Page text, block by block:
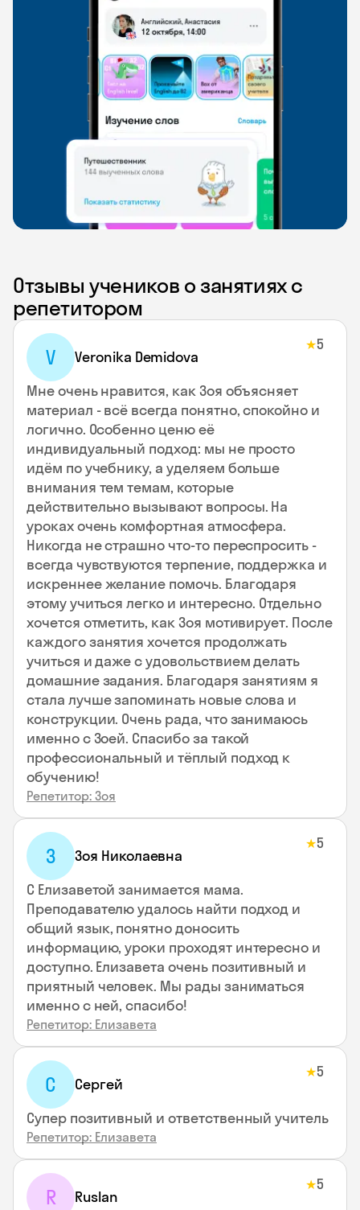
Отзывы учеников о занятиях с
репетитором
V Veronika Demidova
★5
Мне очень нравится, как Зоя объясняет
материал - всё всегда понятно, спокойно и
логично. Особенно ценю её
индивидуальный подход: мы не просто
идём по учебнику, а уделяем больше
внимания тем темам, которые
действительно вызывают вопросы. На
уроках очень комфортная атмосфера.
Никогда не страшно что-то переспросить -
всегда чувствуются терпение, поддержка и
искреннее желание помочь. Благодаря
этому учиться легко и интересно. Отдельно
хочется отметить, как Зоя мотивирует. После
каждого занятия хочется продолжать
учиться и даже с удовольствием делать
домашние задания. Благодаря занятиям я
стала лучше запоминать новые слова и
конструкции. Очень рада, что занимаюсь
именно с Зоей. Спасибо за такой
профессиональный и тёплый подход к
обучению!
Репетитор: Зоя
З Зоя Николаевна
★5
С Елизаветой занимается мама.
Преподавателю удалось найти подход и
общий язык, понятно доносить
информацию, уроки проходят интересно и
доступно. Елизавета очень позитивный и
приятный человек. Мы рады заниматься
именно с ней, спасибо!
Репетитор: Елизавета
С Сергей
★5
Супер позитивный и ответственный учитель
Репетитор: Елизавета
R Ruslan
★5